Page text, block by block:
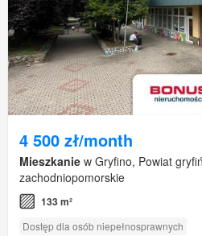
4 500 zł/month
Mieszkanie w Gryfino, Powiat
zachodniopomorskie
133 m²
Dostęp dla osób niepełnosprawnych